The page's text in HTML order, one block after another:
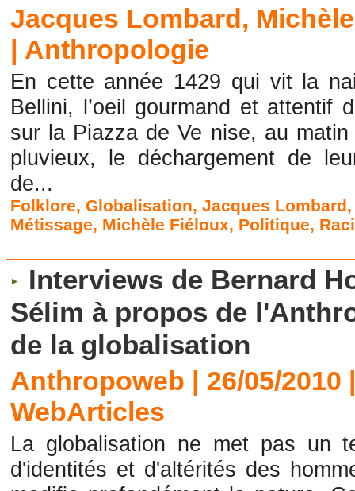
Jacques Lombard,
| Anthropologie
En cette année 1429 qui vit la
Bellini, l’oeil gourmand et attentif
sur la Piazza de Ve nise, au matin
pluvieux, le déchargement de
de...
Folklore,Globalisation,Jacques Lombard
Métissage, Michèle Fiéloux, Politique,
Interviews de Bernard
Sélim à propos de
de la globalisation
Anthropoweb | 26/05/2010
WebArticles
La globalisation ne met pas un
d'identités et d'altérités des